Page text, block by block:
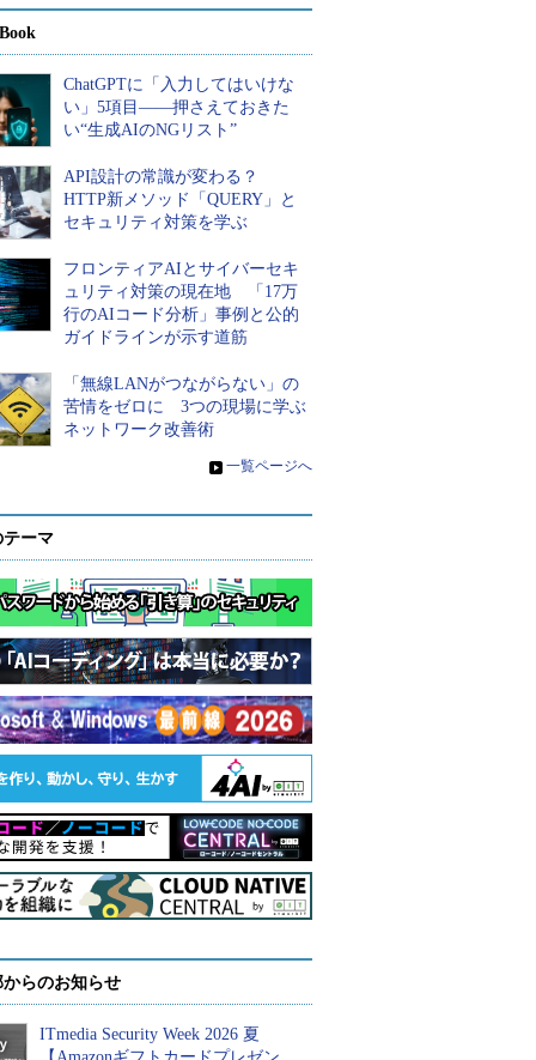
ChatGPTに「入力してはいけな
い」5項目――押さえておきた
い“生成AIのNGリスト”
API設計の常識が変わる？
HTTP新メソッド「QUERY」と
セキュリティ対策を学ぶ
フロンティアAIとサイバーセキ
ュリティ対策の現在地 「17万
行のAIコード分析」事例と公的
ガイドラインが示す道筋
「無線LANがつながらない」の
苦情をゼロに 3つの現場に学ぶ
ネットワーク改善術
» 一覧ページへ
ーマ
らのお知らせ
ITmedia Security Week 2026 夏